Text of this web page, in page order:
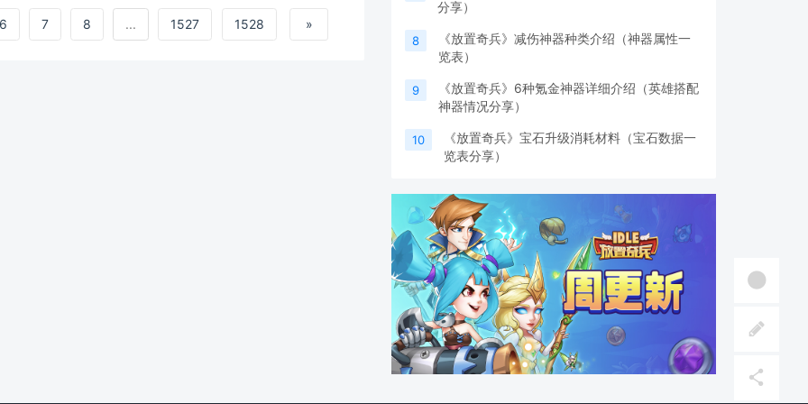
6 7 8 ... 1527 1528 »
分享）
8
《放置奇兵》减伤神器种类介绍（神器属性一
览表）
9
《放置奇兵》6种氪金神器详细介绍（英雄搭配
神器情况分享）
10
《放置奇兵》宝石升级消耗材料（宝石数据一
览表分享）